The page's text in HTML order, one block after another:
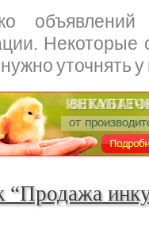
Некоторые
уточнять
“Продажа